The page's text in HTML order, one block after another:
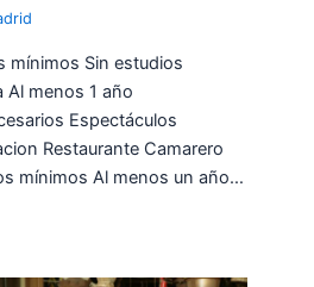
mínimos Sin estudios
Al menos 1 año
Espectáculos
Restaurante Camarero
mínimos Al menos un año…